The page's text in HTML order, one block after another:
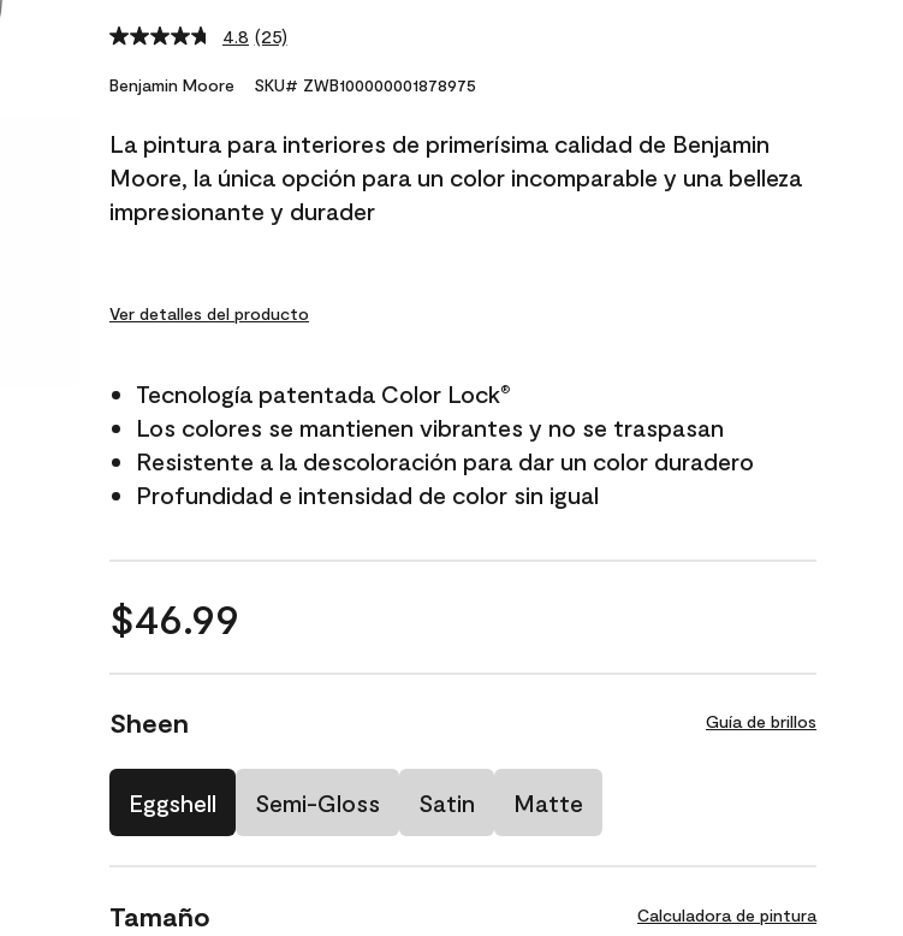
4.8 Read
Reviews.
link.
(25)
Benjamin Moore SKU# ZWB100000001878975
La pintura para interiores de primerísima calidad de Benjamin
Moore, la única opción para un color incomparable y una belleza
impresionante y durader
Ver detalles del producto
Tecnología patentada Color Lock®
Los colores se mantienen vibrantes y no se traspasan
Resistente a la descoloración para dar un color duradero
Profundidad e intensidad de color sin igual
$46.99
Sheen Guía de brillos
Eggshell Semi-Gloss Satin Matte
Tamaño Calculadora de pintura